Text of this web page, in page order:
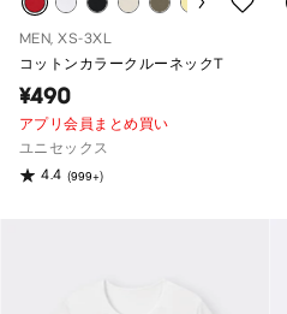
MEN, XS-3XL
コットンカラークルーネックT
¥490
アプリ会員まとめ買い
ユニセックス
4.4 (999+)